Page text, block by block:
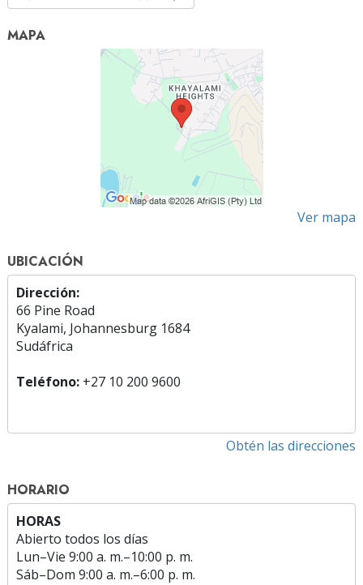
MAPA
Ver mapa
UBICACIÓN
Dirección:
66 Pine Road
Kyalami, Johannesburg 1684
Sudáfrica
Teléfono: +27 10 200 9600
Obtén las direcciones
HORARIO
HORAS
Abierto todos los días
Lun–Vie 9:00 a. m.–10:00 p. m.
Sáb–Dom 9:00 a. m.–6:00 p. m.